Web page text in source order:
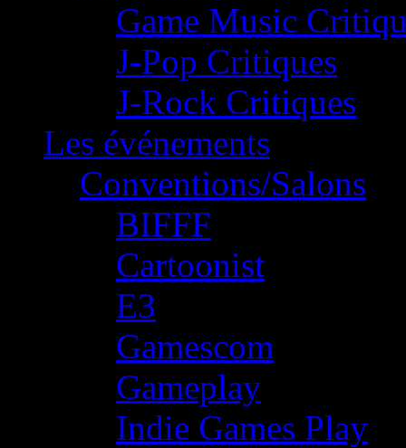
Game Music
J-Pop Critiques
J-Rock Critiques
Les événements
Conventions/Salons
BIFFF
Cartoonist
E3
Gamescom
Gameplay
Indie Games Play